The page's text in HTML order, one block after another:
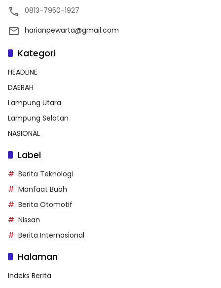
0813-7950-1927
harianpewarta@gmail.com
Kategori
HEADLINE
DAERAH
Lampung Utara
Lampung Selatan
NASIONAL
Label
Berita Teknologi
Manfaat Buah
Berita Otomotif
Nissan
Berita Internasional
Halaman
Indeks Berita